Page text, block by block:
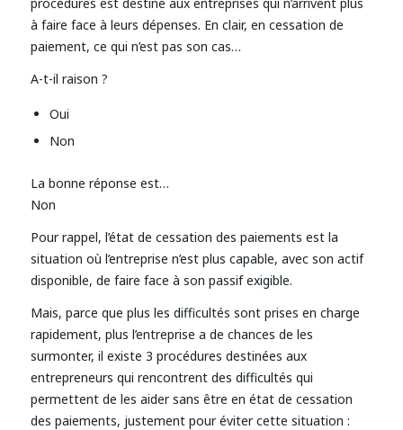
procédures est destiné aux entreprises qui n’arrivent plus
à faire face à leurs dépenses. En clair, en cessation de
paiement, ce qui n’est pas son cas…
A-t-il raison ?
Oui
Non
La bonne réponse est…
Non
Pour rappel, l’état de cessation des paiements est la
situation où l’entreprise n’est plus capable, avec son actif
disponible, de faire face à son passif exigible.
Mais, parce que plus les difficultés sont prises en charge
rapidement, plus l’entreprise a de chances de les
surmonter, il existe 3 procédures destinées aux
entrepreneurs qui rencontrent des difficultés qui
permettent de les aider sans être en état de cessation
des paiements, justement pour éviter cette situation :